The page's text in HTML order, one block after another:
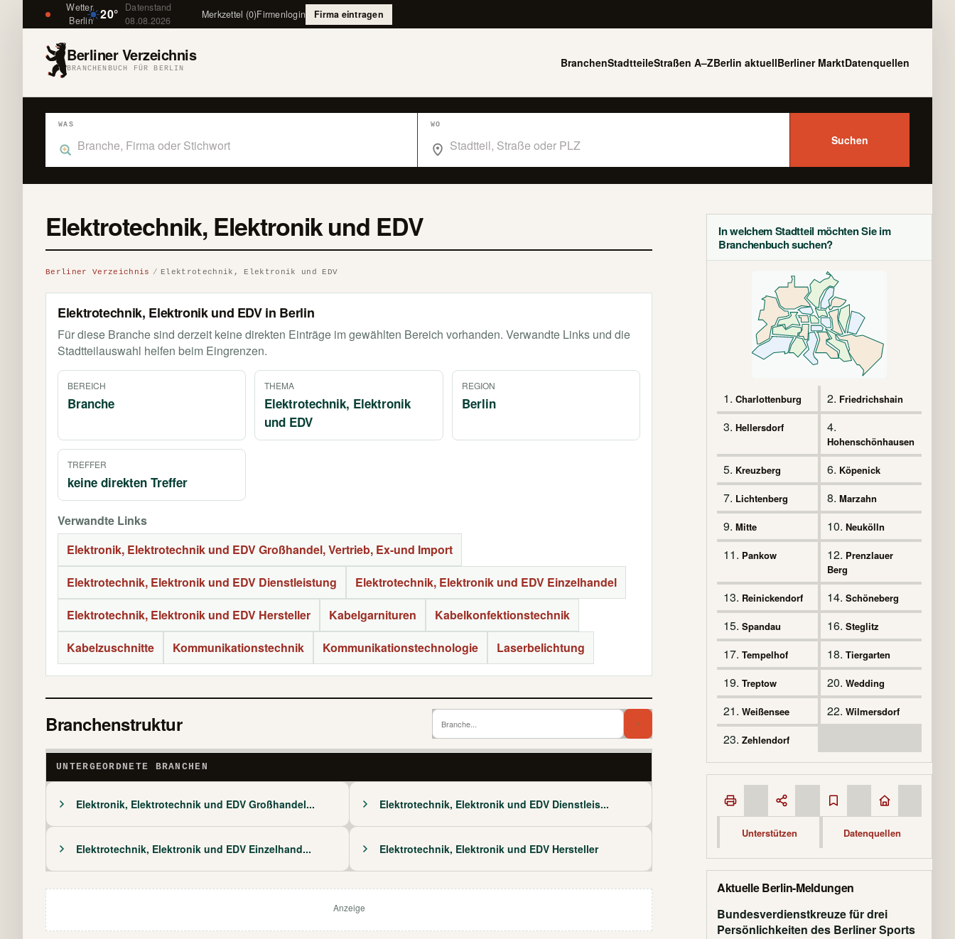
Wetter
Berlin 20°
Datenstand
08.08.2026
Merkzettel (0)Firmenlogin Firma eintragen
Berliner Verzeichnis
BRANCHENBUCH FÜR BERLIN BranchenStadtteileStraßen A–ZBerlin aktuellBerliner MarktDatenquellen
WAS WO
Suchen
In welchem Stadtteil möchten Sie im
Branchenbuch suchen?
1. Charlottenburg 2. Friedrichshain
3. Hellersdorf 4.
Hohenschönhausen
5. Kreuzberg 6. Köpenick
7. Lichtenberg 8. Marzahn
9. Mitte 10. Neukölln
11. Pankow 12. Prenzlauer
Berg
13. Reinickendorf 14. Schöneberg
15. Spandau 16. Steglitz
17. Tempelhof 18. Tiergarten
19. Treptow 20. Wedding
21. Weißensee 22. Wilmersdorf
23. Zehlendorf
Unterstützen Datenquellen
Aktuelle Berlin-Meldungen
Bundesverdienstkreuze für drei
Persönlichkeiten des Berliner Sports
Elektrotechnik, Elektronik und EDV
Berliner Verzeichnis Elektrotechnik, Elektronik und EDV
Elektrotechnik, Elektronik und EDV in Berlin
Für diese Branche sind derzeit keine direkten Einträge im gewählten Bereich vorhanden. Verwandte Links und die
Stadtteilauswahl helfen beim Eingrenzen.
BEREICH
Branche
THEMA
Elektrotechnik, Elektronik
und EDV
REGION
Berlin
TREFFER
keine direkten Treffer
Verwandte Links
Elektronik, Elektrotechnik und EDV Großhandel, Vertrieb, Ex-und Import
Elektrotechnik, Elektronik und EDV Dienstleistung
Elektrotechnik, Elektronik und EDV Einzelhandel
Elektrotechnik, Elektronik und EDV Hersteller
Kabelgarnituren
Kabelkonfektionstechnik
Kabelzuschnitte
Kommunikationstechnik Kommunikationstechnologie Laserbelichtung
Branchenstruktur Branche suchen
UNTERGEORDNETE BRANCHEN
Elektronik, Elektrotechnik und EDV Großhandel... Elektrotechnik, Elektronik und EDV Dienstleis...
Elektrotechnik, Elektronik und EDV Einzelhand... Elektrotechnik, Elektronik und EDV Hersteller
Anzeige